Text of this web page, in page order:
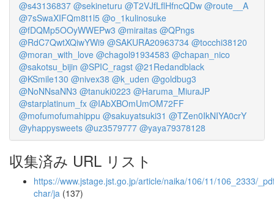
@s43136837 @sekineturu @T2VJfLflHfncQDw @route__A
@7sSwaXIFQm8t1l5 @o_1kulinosuke
@fDQMp5OOyWWEPw3 @miraitas @QPngs
@RdC7QwtXQiwYWi9 @SAKURA20963734 @tocchi38120
@moran_with_love @chagol91934583 @chapan_nico
@sakotsu_bijin @SPIC_ragst @21Redandblack
@KSmile130 @nivex38 @k_uden @goldbug3
@NoNNsaNN3 @tanuki0223 @Haruma_MiuraJP
@starplatinum_fx @IAbXBOmUmOM72FF
@mofumofumahippu @sakuyatsuki31 @TZen0IkNIYA0crY
@yhappysweets @uz3579777 @yaya79378128
収集済み URL リスト
https://www.jstage.jst.go.jp/article/naika/106/11/106_2333/
char/ja (137)